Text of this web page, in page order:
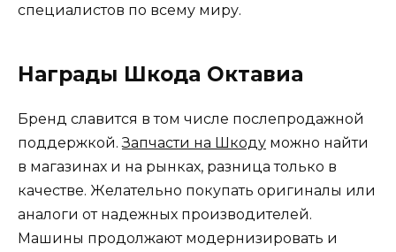
специалистов по всему миру.
Награды Шкода Октавиа
Бренд славится в том числе послепродажной
поддержкой.Запчасти на Шкоду можно найти
в магазинах и на рынках, разница только в
качестве. Желательно покупать оригиналы или
аналоги от надежных производителей.
Машины продолжают модернизировать и